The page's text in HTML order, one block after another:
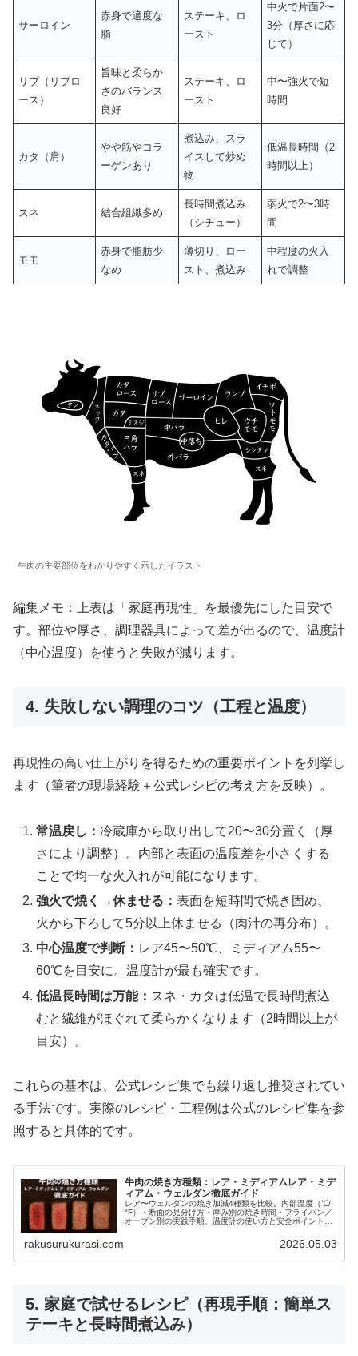
サーロイン
赤身で適度な
脂
ステーキ、ロ
ースト
中火で片面2〜
3分（厚さに応
じて）
リブ（リブロ
ース）
旨味と柔らか
さのバランス
良好
ステーキ、ロ
ースト
中〜強火で短
時間
カタ（肩）
やや筋やコラ
ーゲンあり
煮込み、スラ
イスして炒め
物
低温長時間（2
時間以上）
スネ 結合組織多め
長時間煮込み
（シチュー）
弱火で2〜3時
間
モモ
赤身で脂肪少
なめ
薄切り、ロー
スト、煮込み
中程度の火入
れで調整
牛肉の主要部位をわかりやすく示したイラスト
編集メモ：上表は「家庭再現性」を最優先にした目安で
す。部位や厚さ、調理器具によって差が出るので、温度計
（中心温度）を使うと失敗が減ります。
4. 失敗しない調理のコツ（工程と温度）
再現性の高い仕上がりを得るための重要ポイントを列挙し
ます（筆者の現場経験＋公式レシピの考え方を反映）。
常温戻し：冷蔵庫から取り出して20〜30分置く（厚
さにより調整）。内部と表面の温度差を小さくする
ことで均一な火入れが可能になります。
強火で焼く→休ませる：表面を短時間で焼き固め、
火から下ろして5分以上休ませる（肉汁の再分布）。
中心温度で判断： レア45〜50℃、ミディアム55〜
60℃を目安に。温度計が最も確実です。
低温長時間は万能： スネ・カタは低温で長時間煮込
むと繊維がほぐれて柔らかくなります（2時間以上が
目安）。
これらの基本は、公式レシピ集でも繰り返し推奨されてい
る手法です。実際のレシピ・工程例は公式のレシピ集を参
照すると具体的です。
牛肉の焼き方種類：レア・ミディアムレア・ミデ
ィアム・ウェルダン徹底ガイド
レア〜ウェルダンの焼き加減4種類を比較。内部温度（℃/
°F）・断面の見分け方・厚み別の焼き時間・フライパン／
オーブン別の実践手順、温度計の使い方と安全ポイントま
rakusurukurasi.com 2026.05.03
5. 家庭で試せるレシピ（再現手順：簡単ス
テーキと長時間煮込み）